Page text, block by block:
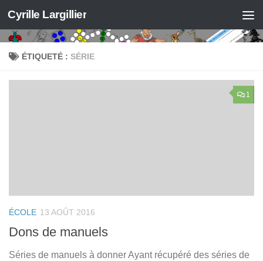
Skip to content
Cyrille Largillier
ÉTIQUETÉ : SÉRIE
1
ÉCOLE 13 AOÛT 2016
Dons de manuels
Séries de manuels à donner Ayant récupéré des séries de